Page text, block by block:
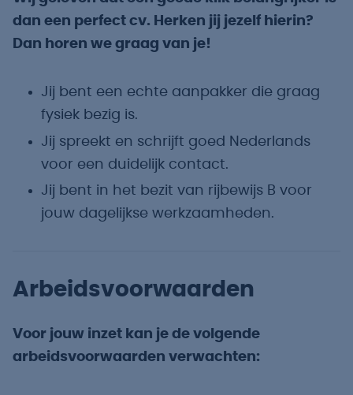
dan een perfect cv. Herken jij jezelf hierin?
Dan horen we graag van je!
Jij bent een echte aanpakker die graag
fysiek bezig is.
Jij spreekt en schrijft goed Nederlands
voor een duidelijk contact.
Jij bent in het bezit van rijbewijs B voor
jouw dagelijkse werkzaamheden.
Arbeidsvoorwaarden
Voor jouw inzet kan je de volgende
arbeidsvoorwaarden verwachten: